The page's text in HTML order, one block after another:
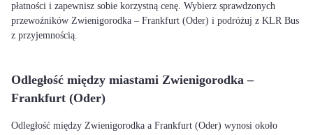
płatności i zapewnisz sobie korzystną cenę. Wybierz sprawdzonych
przewoźników Zwienigorodka – Frankfurt (Oder) i podróżuj z KLR Bus
z przyjemnością.
Odległość między miastami Zwienigorodka –
Frankfurt (Oder)
Odległość między Zwienigorodka a Frankfurt (Oder) wynosi około